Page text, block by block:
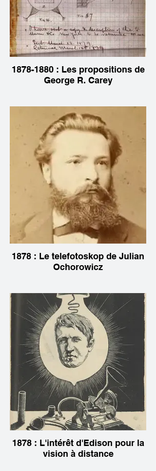
1878-1880 : Les propositions de
George R. Carey
1878 : Le telefotoskop de Julian
Ochorowicz
1878 : L'intérêt d'Edison pour la
vision à distance